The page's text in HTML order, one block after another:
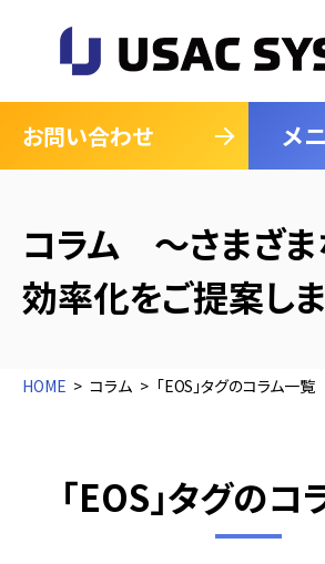
お問い合わせ メ
閉
コラム ～さまざ
効率化をご提案し
HOME コラム 「EOS」タグのコラム一覧
「EOS」タグの